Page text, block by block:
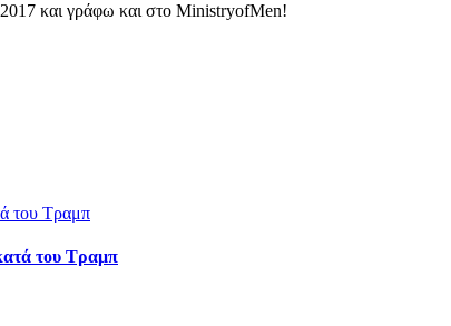
και γράφω και στο MinistryofMen!
του Τραμπ